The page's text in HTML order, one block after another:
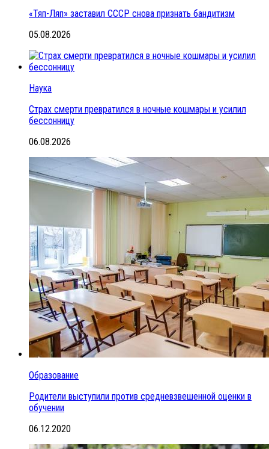
«Тяп-Ляп» заставил СССР снова признать бандитизм
05.08.2026
Наука
Страх смерти превратился в ночные кошмары и усилил
бессонницу
06.08.2026
Образование
Родители выступили против средневзвешенной оценки в
обучении
06.12.2020